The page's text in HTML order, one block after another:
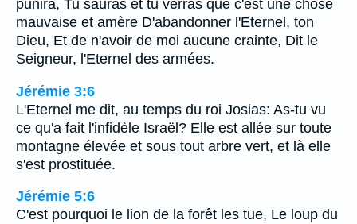
punira, Tu sauras et tu verras que c'est une chose
mauvaise et amère D'abandonner l'Eternel, ton
Dieu, Et de n'avoir de moi aucune crainte, Dit le
Seigneur, l'Eternel des armées.
Jérémie 3:6
L'Eternel me dit, au temps du roi Josias: As-tu vu
ce qu'a fait l'infidèle Israël? Elle est allée sur toute
montagne élevée et sous tout arbre vert, et là elle
s'est prostituée.
Jérémie 5:6
C'est pourquoi le lion de la forêt les tue, Le loup du